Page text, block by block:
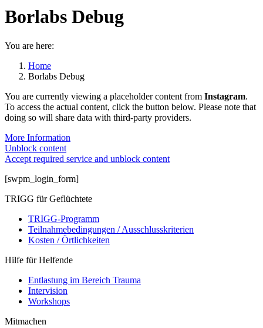
Borlabs Debug
You are here:
Home
Borlabs Debug
You are currently viewing a placeholder content from Instagram.
To access the actual content, click the button below. Please note that
doing so will share data with third-party providers.
More Information
Unblock content
Accept required service and unblock content
[swpm_login_form]
TRIGG für Geflüchtete
TRIGG-Programm
Teilnahmebedingungen / Ausschlusskriterien
Kosten / Örtlichkeiten
Hilfe für Helfende
Entlastung im Bereich Trauma
Intervision
Workshops
Mitmachen